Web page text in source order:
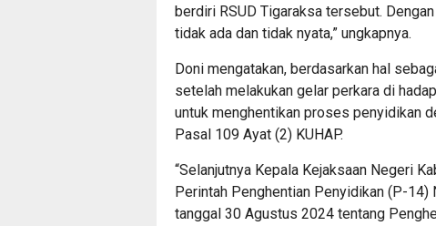
berdiri RSUD Tigaraksa tersebut.
tidak ada dan tidak nyata,” ungkapnya.
Doni mengatakan, berdasarkan hal
setelah melakukan gelar perkara di
untuk menghentikan proses penyidikan
Pasal 109 Ayat (2) KUHAP.
“Selanjutnya Kepala Kejaksaan Negeri
Perintah Penghentian Penyidikan (P-
tanggal 30 Agustus 2024 tentang